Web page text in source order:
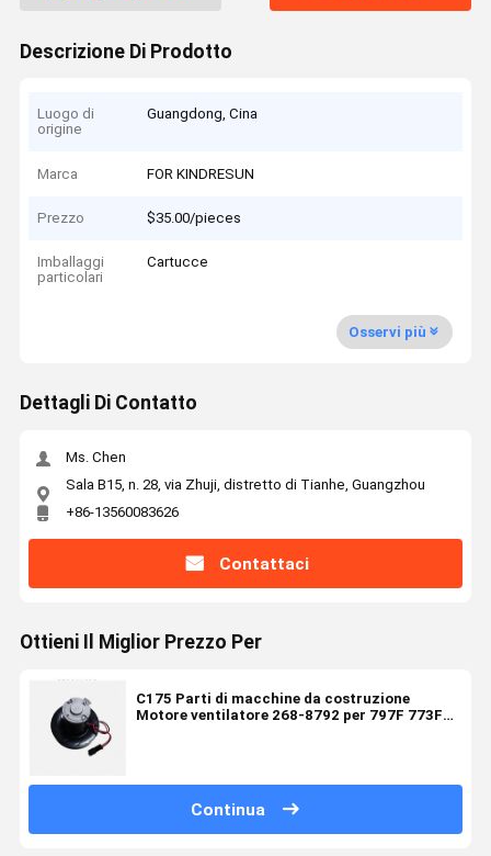
Descrizione Di Prodotto
Luogo di
origine
Guangdong, Cina
Marca FOR KINDRESUN
Prezzo $35.00/pieces
Imballaggi
particolari
Cartucce
Osservi più
Dettagli Di Contatto
Ms. Chen
Sala B15, n. 28, via Zhuji, distretto di Tianhe, Guangzhou
+86-13560083626
Contattaci
Ottieni Il Miglior Prezzo Per
C175 Parti di macchine da costruzione
Motore ventilatore 268-8792 per 797F 773F
Continua